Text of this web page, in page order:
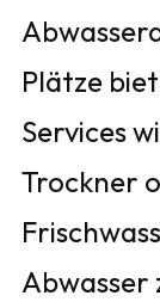
Plätze
Services
Trockner
Abwasser